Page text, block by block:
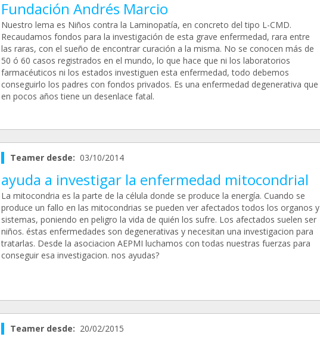
Fundación Andrés Marcio
Nuestro lema es Niños contra la Laminopatía, en concreto del tipo L-CMD.
Recaudamos fondos para la investigación de esta grave enfermedad, rara entre
las raras, con el sueño de encontrar curación a la misma. No se conocen más de
50 ó 60 casos registrados en el mundo, lo que hace que ni los laboratorios
farmacéuticos ni los estados investiguen esta enfermedad, todo debemos
conseguirlo los padres con fondos privados. Es una enfermedad degenerativa que
en pocos años tiene un desenlace fatal.
Teamer desde: 03/10/2014
ayuda a investigar la enfermedad mitocondrial
La mitocondria es la parte de la célula donde se produce la energía. Cuando se
produce un fallo en las mitocondrias se pueden ver afectados todos los organos y
sistemas, poniendo en peligro la vida de quién los sufre. Los afectados suelen ser
niños. éstas enfermedades son degenerativas y necesitan una investigacion para
tratarlas. Desde la asociacion AEPMI luchamos con todas nuestras fuerzas para
conseguir esa investigacion. nos ayudas?
Teamer desde: 20/02/2015